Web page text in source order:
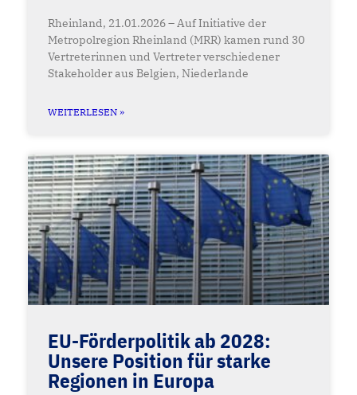
Rheinland, 21.01.2026 – Auf Initiative der
Metropolregion Rheinland (MRR) kamen rund 30
Vertreterinnen und Vertreter verschiedener
Stakeholder aus Belgien, Niederlande
WEITERLESEN »
EU-Förderpolitik ab 2028:
Unsere Position für starke
Regionen in Europa